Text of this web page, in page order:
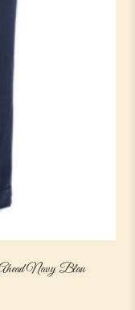
Navy Blau